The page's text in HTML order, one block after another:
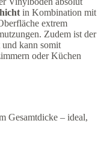
in Kombination mit
extrem
Zudem ist der
kann somit
oder Küchen
Gesamtdicke – ideal,